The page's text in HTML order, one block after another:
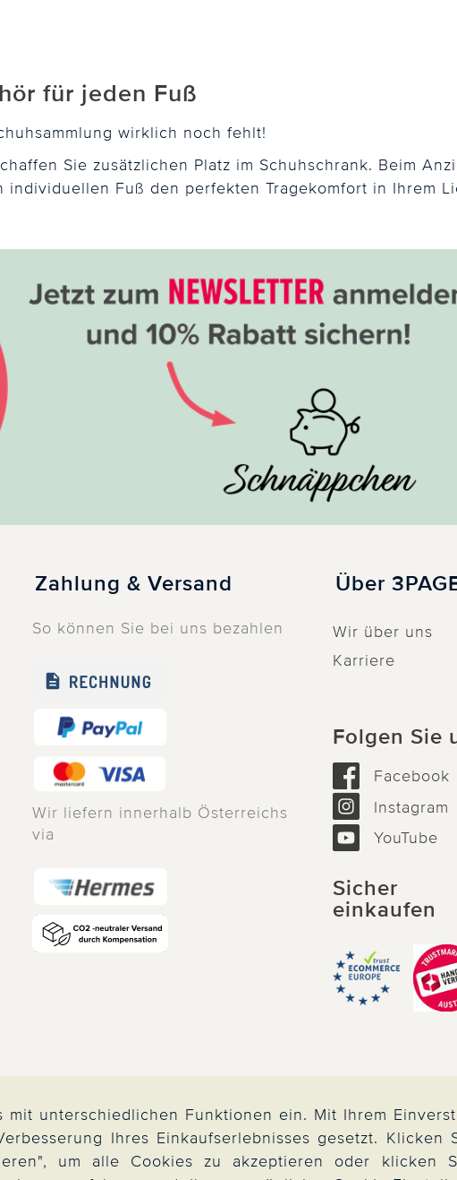
für jeden Fuß
wirklich noch fehlt!
Sie zusätzlichen Platz im Schuhschrank. Beim
individuellen Fuß den perfekten Tragekomfort in Ihrem
Zahlung & Versand
So können Sie bei uns bezahlen
Wir liefern innerhalb Österreichs
via
Über
Wir über uns
Karriere
Folgen Sie
Facebook
Instagram
YouTube
Sicher
einkaufen
mit unterschiedlichen Funktionen ein. Mit Ihrem
Ihres Einkaufserlebnisses gesetzt. Klicken
um alle Cookies zu akzeptieren oder klicken